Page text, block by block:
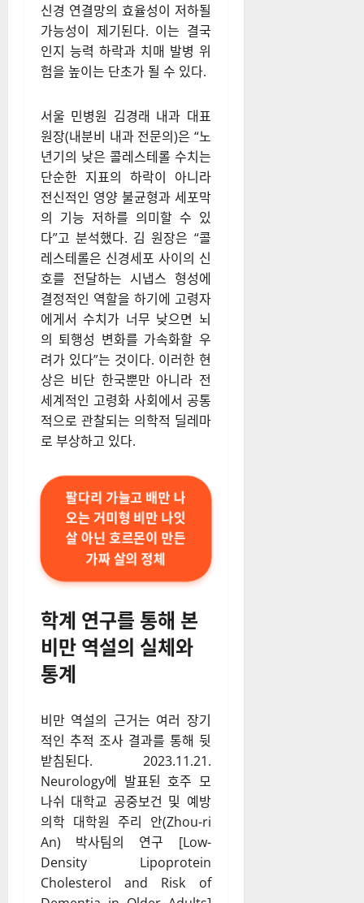
신경 연결망의 효율성이 저하될
가능성이 제기된다. 이는 결국
인지 능력 하락과 치매 발병 위
험을 높이는 단초가 될 수 있다.
서울 민병원 김경래 내과 대표
원장(내분비 내과 전문의)은 “노
년기의 낮은 콜레스테롤 수치는
단순한 지표의 하락이 아니라
전신적인 영양 불균형과 세포막
의 기능 저하를 의미할 수 있
다”고 분석했다. 김 원장은 “콜
레스테롤은 신경세포 사이의 신
호를 전달하는 시냅스 형성에
결정적인 역할을 하기에 고령자
에게서 수치가 너무 낮으면 뇌
의 퇴행성 변화를 가속화할 우
려가 있다”는 것이다. 이러한 현
상은 비단 한국뿐만 아니라 전
세계적인 고령화 사회에서 공통
적으로 관찰되는 의학적 딜레마
로 부상하고 있다.
팔다리 가늘고 배만 나
오는 거미형 비만 나잇
살 아닌 호르몬이 만든
가짜 살의 정체
학계 연구를 통해 본
비만 역설의 실체와
통계
비만 역설의 근거는 여러 장기
적인 추적 조사 결과를 통해 뒷
받침된다. 2023.11.21.
Neurology에 발표된 호주 모
나쉬 대학교 공중보건 및 예방
의학 대학원 주리 안(Zhou-ri
An) 박사팀의 연구 [Low-
Density Lipoprotein
Cholesterol and Risk of